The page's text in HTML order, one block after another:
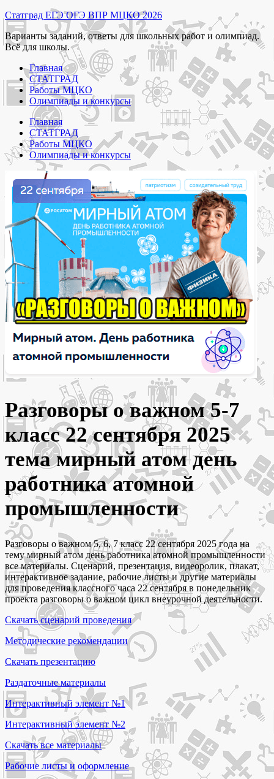
Перейти
к
содержимому
Статград ЕГЭ ОГЭ ВПР МЦКО 2026
Варианты заданий, ответы для школьных работ и олимпиад.
Всё для школы.
Главная
СТАТГРАД
Работы МЦКО
Олимпиады и конкурсы
Главная
СТАТГРАД
Работы МЦКО
Олимпиады и конкурсы
Разговоры о важном 5-7
класс 22 сентября 2025
тема мирный атом день
работника атомной
промышленности
Разговоры о важном 5, 6, 7 класс 22 сентября 2025 года на
тему мирный атом день работника атомной промышленности
все материалы. Сценарий, презентация, видеоролик, плакат,
интерактивное задание, рабочие листы и другие материалы
для проведения классного часа 22 сентября в понедельник
проекта разговоры о важном цикл внеурочной деятельности.
Скачать сценарий проведения
Методические рекомендации
Скачать презентацию
Раздаточные материалы
Интерактивный элемент №1
Интерактивный элемент №2
Скачать все материалы
Рабочие листы и оформление